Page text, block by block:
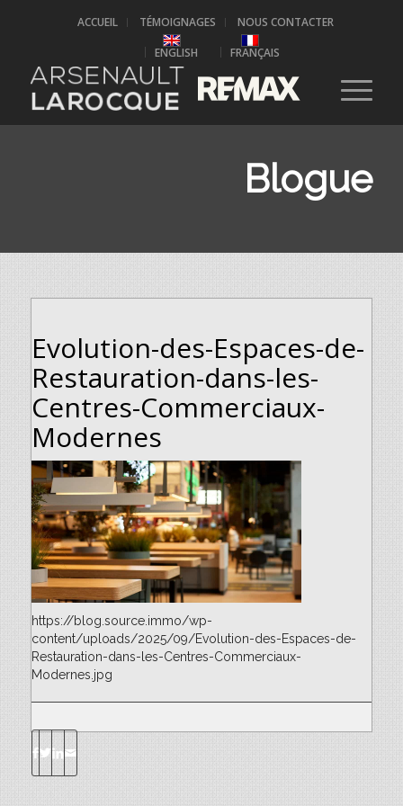
ACCUEIL TÉMOIGNAGES
NOUS CONTACTER
ENGLISH
FRANÇAIS
Blogue
Evolution-des-Espaces-de-
Restauration-dans-les-
Centres-Commerciaux-
Modernes
https://blog.source.immo/wp-
content/uploads/2025/09/Evolution-des-Espaces-de-
Restauration-dans-les-Centres-Commerciaux-
Modernes.jpg